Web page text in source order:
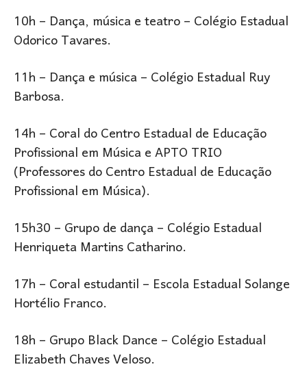
10h – Dança, música e teatro – Colégio Estadual
Odorico Tavares.
11h – Dança e música – Colégio Estadual Ruy
Barbosa.
14h – Coral do Centro Estadual de Educação
Profissional em Música e APTO TRIO
(Professores do Centro Estadual de Educação
Profissional em Música).
15h30 – Grupo de dança – Colégio Estadual
Henriqueta Martins Catharino.
17h – Coral estudantil – Escola Estadual Solange
Hortélio Franco.
18h – Grupo Black Dance – Colégio Estadual
Elizabeth Chaves Veloso.